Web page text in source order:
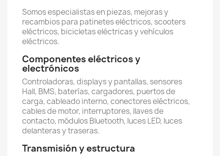
Somos especialistas en piezas, mejoras y
recambios para patinetes eléctricos, scooters
eléctricos, bicicletas eléctricas y vehículos
eléctricos.
Componentes eléctricos y
electrónicos
Controladoras, displays y pantallas, sensores
Hall, BMS, baterías, cargadores, puertos de
carga, cableado interno, conectores eléctricos,
cables de motor, interruptores, llaves de
contacto, módulos Bluetooth, luces LED, luces
delanteras y traseras.
Transmisión y estructura